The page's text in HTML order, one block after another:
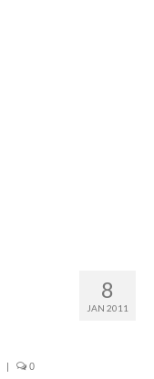
8
JAN 2011
| 0